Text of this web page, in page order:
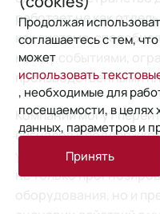
работает не как
как система,
между событиями,
производственными
Компании могут
сигналов к поддержке
уровне предприятия.
не только
Продолжая
соглашаетесь с тем,
может
использовать
, необходимые для
посещаемости, в целях
данных, параметров и
Принять